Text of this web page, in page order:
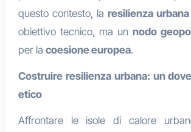
questo contesto, la resilienza urbana
obiettivo tecnico, ma unnodo
per la coesione europea.
Costruire resilienza urbana: un
etico
Affrontare le isole di calore